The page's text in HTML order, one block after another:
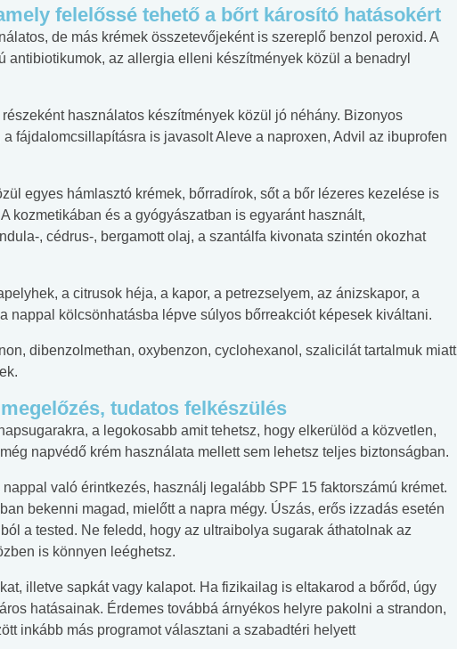
felelőssé tehető a bőrt károsító hatásokért
de más krémek összetevőjeként is szereplő benzol peroxid. A
antibiotikumok, az allergia elleni készítmények közül a benadryl
használatos készítmények közül jó néhány. Bizonyos
fájdalomcsillapításra is javasolt Aleve a naproxen, Advil az ibuprofen
egyes hámlasztó krémek, bőrradírok, sőt a bőr lézeres kezelése is
kozmetikában és a gyógyászatban is egyaránt használt,
, cédrus-, bergamott olaj, a szantálfa kivonata szintén okozhat
a citrusok héja, a kapor, a petrezselyem, az ánizskapor, a
nappal kölcsönhatásba lépve súlyos bőrreakciót képesek kiváltani.
dibenzolmethan, oxybenzon, cyclohexanol, szalicilát tartalmuk miatt
tudatos felkészülés
a legokosabb amit tehetsz, hogy elkerülöd a közvetlen,
napvédő krém használata mellett sem lehetsz teljes biztonságban.
való érintkezés, használj legalább SPF 15 faktorszámú krémet.
bekenni magad, mielőtt a napra mégy. Úszás, erős izzadás esetén
a tested. Ne feledd, hogy az ultraibolya sugarak áthatolnak az
is könnyen leéghetsz.
illetve sapkát vagy kalapot. Ha fizikailag is eltakarod a bőrőd, úgy
hatásainak. Érdemes továbbá árnyékos helyre pakolni a strandon,
inkább más programot választani a szabadtéri helyett
Angol középfokú
nyelvvizsga teszt -
No.42
Internet-függőség
teszt